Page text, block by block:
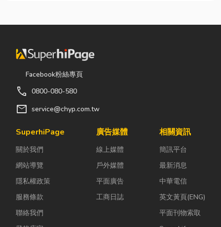
Facebook粉絲專頁
call 0800-080-580
mail service@chyp.com.tw
SuperhiPage
關於我們
網站導覽
隱私權政策
服務條款
聯絡我們
廣告媒體
線上媒體
戶外媒體
平面廣告
工商日誌
相關資訊
簡訊平台
最新消息
中華電信
英文黃頁(ENG)
平面刊物索取